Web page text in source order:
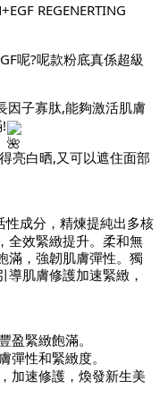
REGENERTING
呢?呢款粉底真係超級
因子寡肽,能夠激活肌膚
亮白晒,又可以遮住面部
性成分，精煉提純出多核
全效緊緻提升。柔和無
滿，強韌肌膚彈性。獨
肌膚修護加速緊緻，
盈緊緻飽滿。
彈性和緊緻度。
加速修護，煥發新生美